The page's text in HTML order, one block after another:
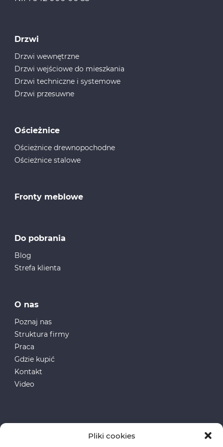
Pliki cookies
Drzwi
Drzwi wewnętrzne
Drzwi wejściowe do mieszkania
Drzwi techniczne i systemowe
Drzwi przesuwne
Ościeżnice
Ościeżnice drewnopochodne
Ościeżnice stalowe
Fronty meblowe
Do pobrania
Blog
Strefa klienta
O nas
Poznaj nas
Struktura firmy
Praca
Gdzie kupić
Kontakt
Video